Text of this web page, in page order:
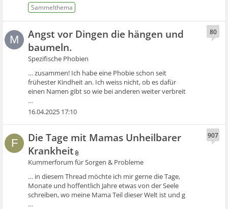
M
Angst vor Dingen die hängen und
baumeln.
Spezifische Phobien
… zusammen! Ich habe eine Phobie schon seit
frühester Kindheit an. Ich weiss nicht, ob es dafür
einen Namen gibt so wie bei anderen weiter verbreit
…
80
16.04.2025 17:10
F
Die Tage mit Mamas Unheilbarer
Krankheit
Kummerforum für Sorgen & Probleme
… in diesem Thread möchte ich mir gerne die Tage,
Monate und hoffentlich Jahre etwas von der Seele
schreiben, wo meine Mama Teil dieser Welt ist und g
…
907